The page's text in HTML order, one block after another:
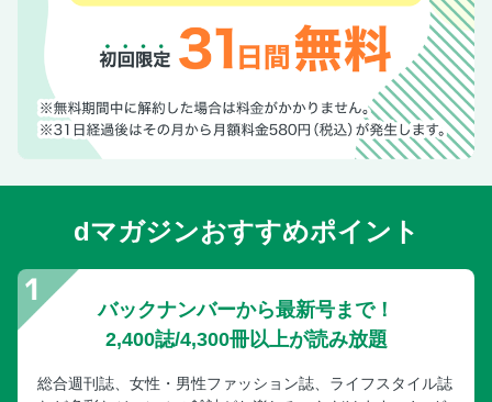
dマガジンおすすめポイント
バックナンバーから最新号まで！
2,400誌/4,300冊以上が読み放題
総合週刊誌、女性・男性ファッション誌、ライフスタイル誌